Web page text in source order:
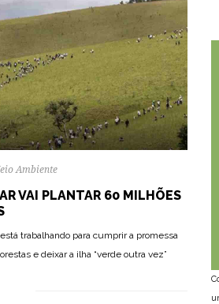
Ambiente
VAI PLANTAR 60 MILHÕES
trabalhando para cumprir a promessa
e deixar a ilha “verde outra vez”